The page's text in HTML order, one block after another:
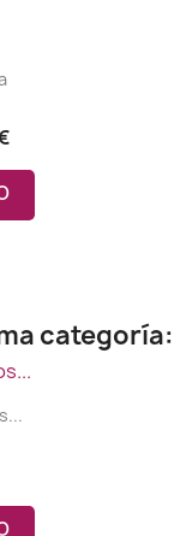
categoría: